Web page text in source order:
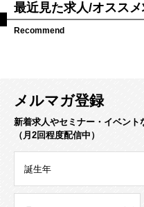
最近見た求人/オスス
Recommend
メルマガ登録
新着求人やセミナー・イベント
（月2回程度配信中）